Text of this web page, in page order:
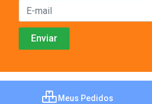
Meus Pedidos